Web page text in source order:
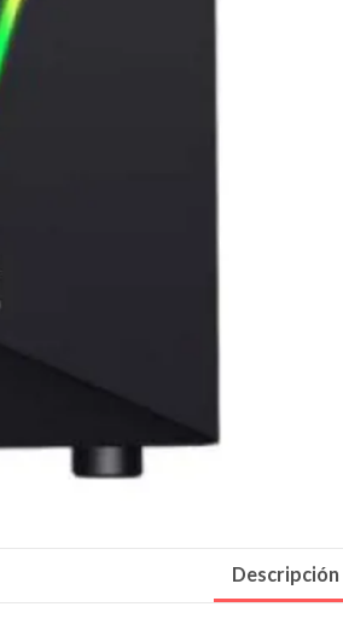
Descripción